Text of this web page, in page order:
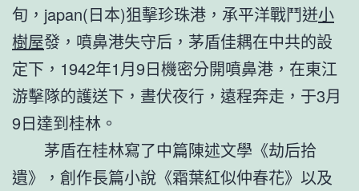
旬，japan(日本)狙擊珍珠港，承平洋戰鬥迸小
樹屋發，噴鼻港失守后，茅盾佳耦在中共的設
定下，1942年1月9日機密分開噴鼻港，在東江
游擊隊的護送下，晝伏夜行，遠程奔走，于3月
9日達到桂林。
茅盾在桂林寫了中篇陳述文學《劫后拾
遺》，創作長篇小說《霜葉紅似仲春花》以及